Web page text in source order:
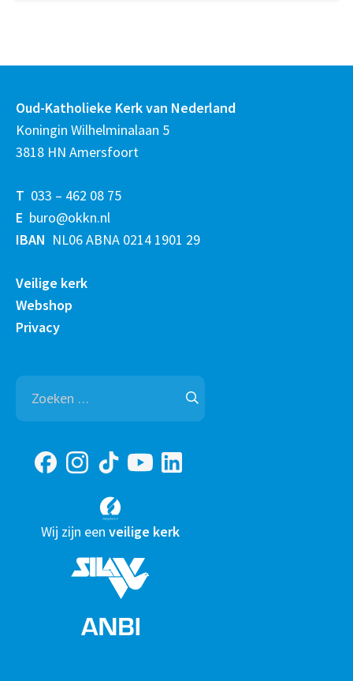
Oud-Katholieke Kerk van Nederland
Koningin Wilhelminalaan 5
3818 HN Amersfoort
T 033 – 462 08 75
E buro@okkn.nl
IBAN NL06 ABNA 0214 1901 29
Veilige kerk
Webshop
Privacy
Zoeken
naar:
Wij zijn een veilige kerk